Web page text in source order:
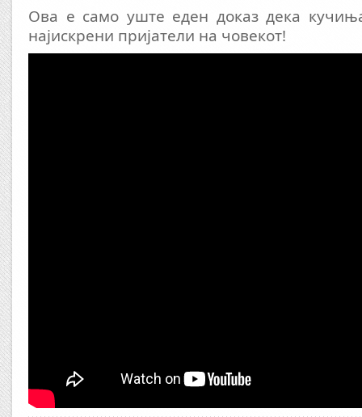
Ова е само уште еден доказ дека
најискрени пријатели на човекот!